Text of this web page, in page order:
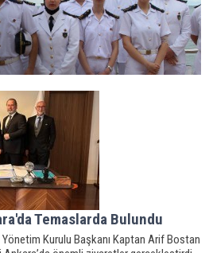
Temaslarda Bulundu
Kurulu Başkanı Kaptan Arif Bostan